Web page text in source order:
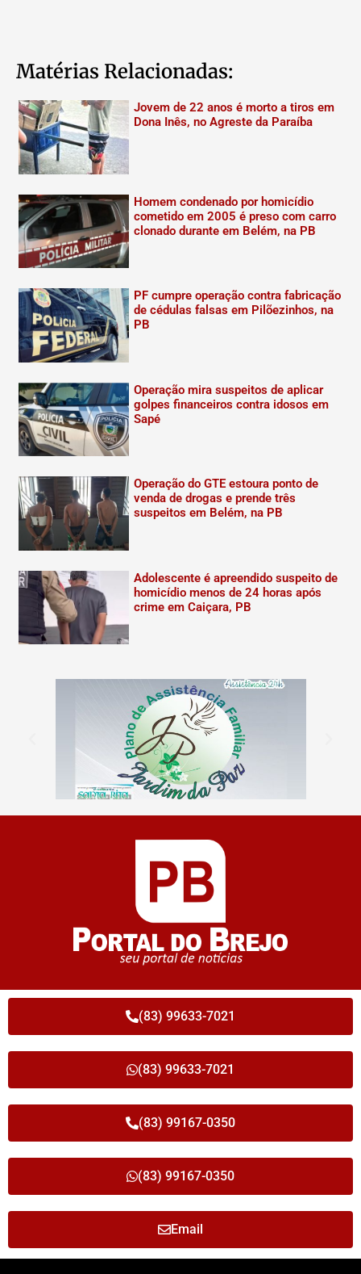
Matérias Relacionadas:
Jovem de 22 anos é morto a tiros em
Dona Inês, no Agreste da Paraíba
Homem condenado por homicídio
cometido em 2005 é preso com carro
clonado durante em Belém, na PB
PF cumpre operação contra fabricação
de cédulas falsas em Pilõezinhos, na
PB
Operação mira suspeitos de aplicar
golpes financeiros contra idosos em
Sapé
Operação do GTE estoura ponto de
venda de drogas e prende três
suspeitos em Belém, na PB
Adolescente é apreendido suspeito de
homicídio menos de 24 horas após
crime em Caiçara, PB
(83) 99633-7021
(83) 99633-7021
(83) 99167-0350
(83) 99167-0350
Email